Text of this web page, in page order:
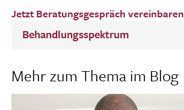
Jetzt Beratungsgespräch vereinbaren
Behandlungsspektrum
Mehr zum Thema im Blog